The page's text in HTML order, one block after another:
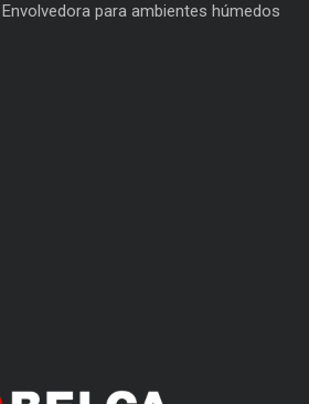
Envolvedora para ambientes húmedos